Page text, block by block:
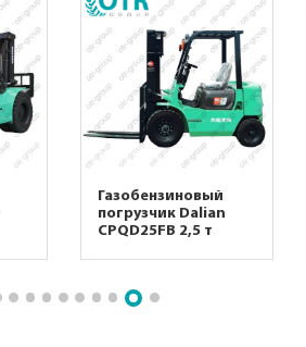
Газобензиновый
погрузчик Dalian
CPQD25FB 2,5 т